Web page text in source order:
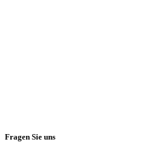
Fragen Sie uns